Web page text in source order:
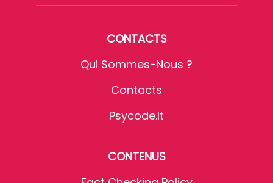
CONTACTS
Qui Sommes-Nous ?
Contacts
Psycode.it
CONTENUS